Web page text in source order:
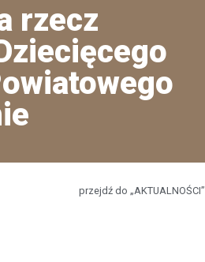
rzecz
przejdź do „AKTUALNOŚCI”